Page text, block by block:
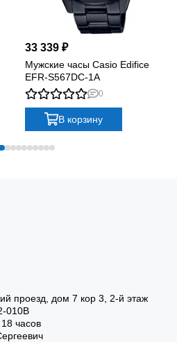
33 339 ₽
Мужские часы Casio Edifice
EFR-S567DC-1A
0
В корзину
проезд, дом 7 кор 3, 2-й этаж
010В
часов